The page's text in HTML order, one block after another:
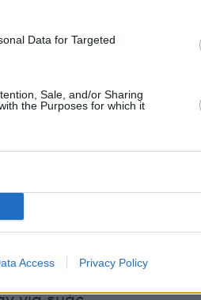
Data for Targeted
Sale, and/or Sharing
the Purposes for which it
Access Privacy Policy
την
και πήγαν μαζί,
την βρήκανε», είπε.
τον σύντροφο της
που την
χάλι, ακατάστατο, όλα
που εμείς ξέραμε, δεν